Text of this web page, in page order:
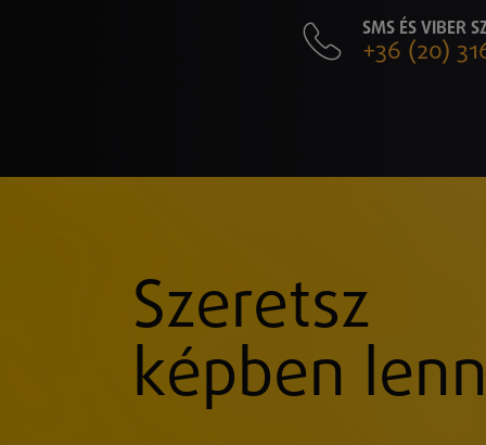
SMS ÉS VIBER
+36 (20)
Szeretsz
képben